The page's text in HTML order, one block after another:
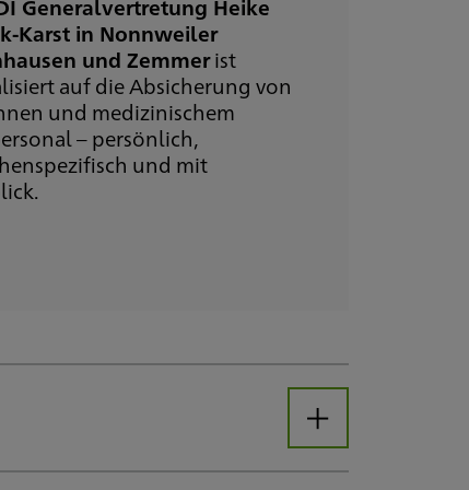
Generalvertretung Heike
Karst in Nonnweiler
und Zemmerist
auf die Absicherung von
und medizinischem
– persönlich,
und mit
Öffnen